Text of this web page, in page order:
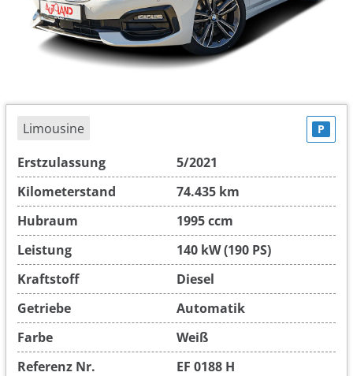
Limousine P
Erstzulassung
5/2021
Kilometerstand
74.435 km
Hubraum
1995 ccm
Leistung
140 kW (190 PS)
Kraftstoff
Diesel
Getriebe
Automatik
Farbe
Weiß
Referenz Nr.
EF 0188 H